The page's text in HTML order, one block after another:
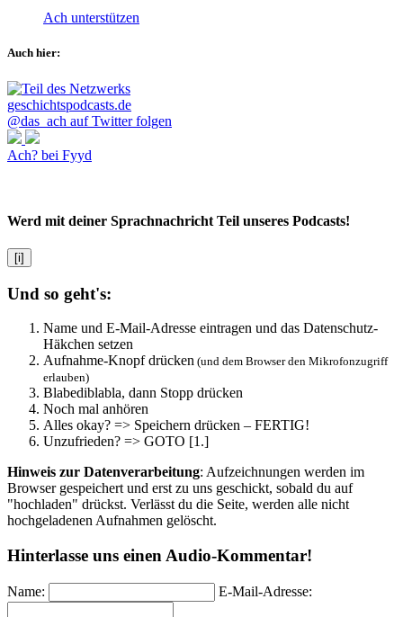
Ach unterstützen
Auch hier:
@das_ach auf Twitter folgen
Ach? bei Fyyd
Werd mit deiner Sprachnachricht Teil unseres Podcasts!
[i]
Und so geht's:
Name und E-Mail-Adresse eintragen und das Datenschutz-
Häkchen setzen
Aufnahme-Knopf drücken (und dem Browser den Mikrofonzugriff
erlauben)
Blabediblabla, dann Stopp drücken
Noch mal anhören
Alles okay? => Speichern drücken – FERTIG!
Unzufrieden? => GOTO [1.]
Hinweis zur Datenverarbeitung: Aufzeichnungen werden im
Browser gespeichert und erst zu uns geschickt, sobald du auf
"hochladen" drückst. Verlässt du die Seite, werden alle nicht
hochgeladenen Aufnahmen gelöscht.
Hinterlasse uns einen Audio-Kommentar!
Name: E-Mail-Adresse: